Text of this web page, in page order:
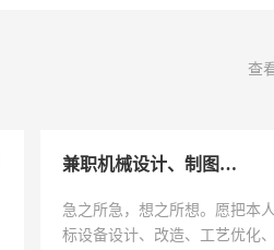
查
兼职机械设计、制图、设备改造
急之所急，想之所想。愿把本
标设备设计、改造、工艺优化